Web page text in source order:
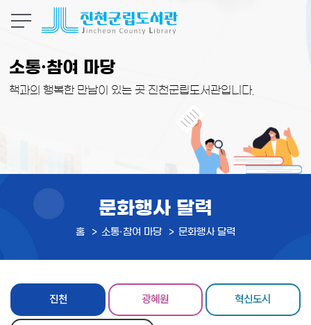
소통·참여 마당
책과의 행복한 만남이 있는 곳 진천군립도서관입니다.
문화행사 달력
홈 소통·참여 마당 문화행사 달력
진천 광혜원 혁신도시